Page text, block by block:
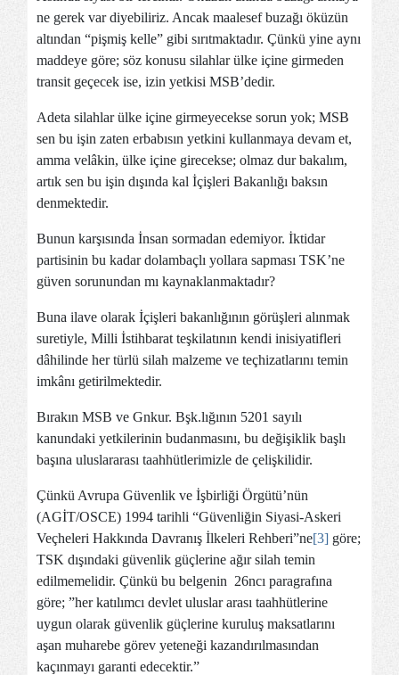
ne gerek var diyebiliriz. Ancak maalesef buzağı öküzün
altından “pişmiş kelle” gibi sırıtmaktadır. Çünkü yine aynı
maddeye göre; söz konusu silahlar ülke içine girmeden
transit geçecek ise, izin yetkisi MSB’dedir.
Adeta silahlar ülke içine girmeyecekse sorun yok; MSB
sen bu işin zaten erbabısın yetkini kullanmaya devam et,
amma velâkin, ülke içine girecekse; olmaz dur bakalım,
artık sen bu işin dışında kal İçişleri Bakanlığı baksın
denmektedir.
Bunun karşısında İnsan sormadan edemiyor. İktidar
partisinin bu kadar dolambaçlı yollara sapması TSK’ne
güven sorunundan mı kaynaklanmaktadır?
Buna ilave olarak İçişleri bakanlığının görüşleri alınmak
suretiyle, Milli İstihbarat teşkilatının kendi inisiyatifleri
dâhilinde her türlü silah malzeme ve teçhizatlarını temin
imkânı getirilmektedir.
Bırakın MSB ve Gnkur. Bşk.lığının 5201 sayılı
kanundaki yetkilerinin budanmasını, bu değişiklik başlı
başına uluslararası taahhütlerimizle de çelişkilidir.
Çünkü Avrupa Güvenlik ve İşbirliği Örgütü’nün
(AGİT/OSCE) 1994 tarihli “Güvenliğin Siyasi-Askeri
Veçheleri Hakkında Davranış İlkeleri Rehberi”ne[3] göre;
TSK dışındaki güvenlik güçlerine ağır silah temin
edilmemelidir. Çünkü bu belgenin 26ncı paragrafına
göre; ”her katılımcı devlet uluslar arası taahhütlerine
uygun olarak güvenlik güçlerine kuruluş maksatlarını
aşan muharebe görev yeteneği kazandırılmasından
kaçınmayı garanti edecektir.”